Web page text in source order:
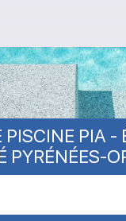
PIA -
PYRÉNÉES-